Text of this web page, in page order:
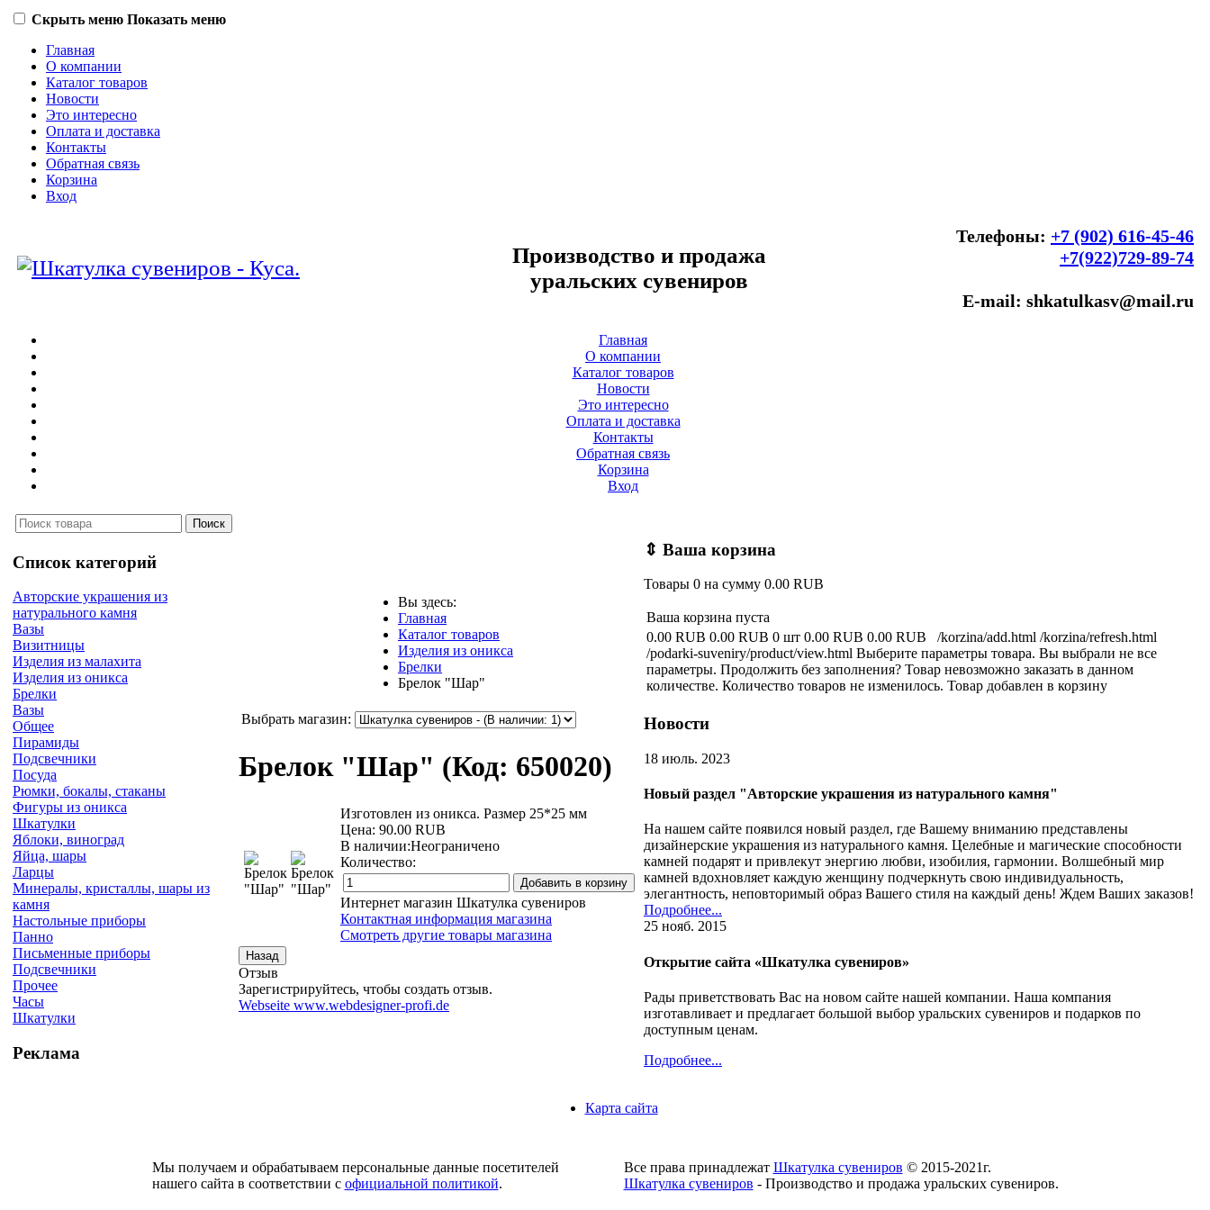
Скрыть меню Показать меню
Главная
О компании
Каталог товаров
Новости
Это интересно
Оплата и доставка
Контакты
Обратная связь
Корзина
Вход
Производство и продажа
уральских сувениров
Телефоны: +7 (902) 616-45-46
+7(922)729-89-74
E-mail: shkatulkasv@mail.ru
Главная
О компании
Каталог товаров
Новости
Это интересно
Оплата и доставка
Контакты
Обратная связь
Корзина
Вход
Список категорий
Авторские украшения из
натурального камня
Вазы
Визитницы
Изделия из малахита
Изделия из оникса
Брелки
Вазы
Общее
Пирамиды
Подсвечники
Посуда
Рюмки, бокалы, стаканы
Фигуры из оникса
Шкатулки
Яблоки, виноград
Яйца, шары
Ларцы
Минералы, кристаллы, шары из
камня
Настольные приборы
Панно
Письменные приборы
Подсвечники
Прочее
Часы
Шкатулки
Реклама
Вы здесь:
Главная
Каталог товаров
Изделия из оникса
Брелки
Брелок "Шар"
Выбрать магазин:
Брелок "Шар" (Код: 650020)
Изготовлен из оникса. Размер 25*25 мм
Цена: 90.00 RUB
В наличии:Неограничено
Количество:
Интернет магазин Шкатулка сувениров
Контактная информация магазина
Смотреть другие товары магазина
Отзыв
Зарегистрируйтесь, чтобы создать отзыв.
Webseite www.webdesigner-profi.de
⇕ Ваша корзина
Товары 0 на сумму 0.00 RUB
Ваша корзина пуста
0.00 RUB 0.00 RUB 0 шт 0.00 RUB 0.00 RUB /korzina/add.html /korzina/refresh.html
/podarki-suveniry/product/view.html Выберите параметры товара. Вы выбрали не все
параметры. Продолжить без заполнения? Товар невозможно заказать в данном
количестве. Количество товаров не изменилось. Товар добавлен в корзину
Новости
18 июль. 2023
Новый раздел "Авторские украшения из натурального камня"
На нашем сайте появился новый раздел, где Вашему вниманию представлены
дизайнерские украшения из натурального камня. Целебные и магические способности
камней подарят и привлекут энергию любви, изобилия, гармонии. Волшебный мир
камней вдохновляет каждую женщину подчеркнуть свою индивидуальность,
элегантность, неповторимый образ Вашего стиля на каждый день! Ждем Ваших заказов!
Подробнее...
25 нояб. 2015
Открытие сайта «Шкатулка сувениров»
Рады приветствовать Вас на новом сайте нашей компании. Наша компания
изготавливает и предлагает большой выбор уральских сувениров и подарков по
доступным ценам.
Подробнее...
Карта сайта
Мы получаем и обрабатываем персональные данные посетителей
нашего сайта в соответствии с официальной политикой.
Все права принадлежат Шкатулка сувениров © 2015-2021г.
Шкатулка сувениров - Производство и продажа уральских сувениров.